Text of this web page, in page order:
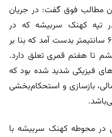
مطالب فوق گفت: در جریان
تپه کهنک سربیشه که در
سالجاری انجام شد خمره سفالی با ابعاد 60*60 سانتیمتر بدست آمد که بنا بر
تا هفتم قمری تعلق دارد.
فیزیکی شدید شده بود که
بازسازی و استحکام‌بخشی
در محوطه کهنک سربیشه با